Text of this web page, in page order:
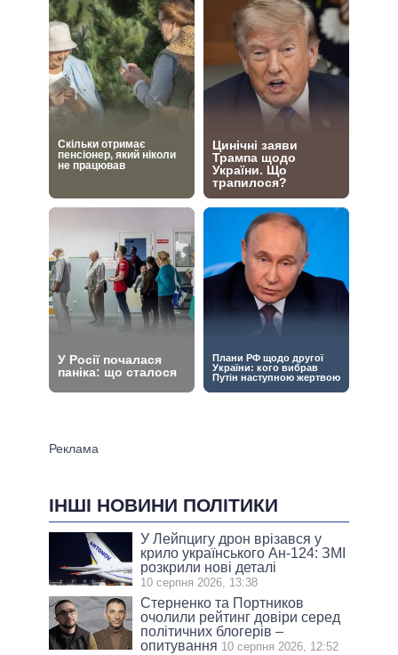
ІНШІ НОВИНИ ПОЛІТИКИ
У Лейпцигу дрон врізався у
крило українського Ан-124: ЗМІ
розкрили нові деталі
10 серпня 2026, 13:38
Стерненко та Портников
очолили рейтинг довіри серед
політичних блогерів –
опитування 10 серпня 2026, 12:52